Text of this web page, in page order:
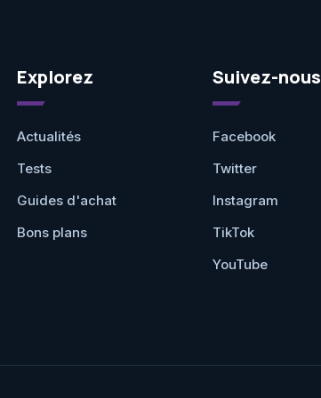
Explorez
Actualités
Tests
Guides d'achat
Bons plans
Suivez-nous
Facebook
Twitter
Instagram
TikTok
YouTube